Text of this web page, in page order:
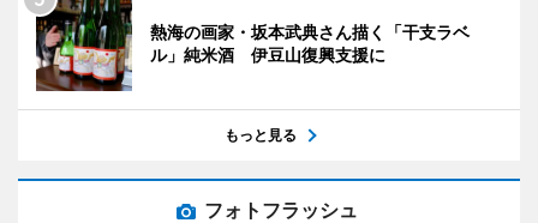
熱海の画家・坂本武典さん描く「干支ラベ
ル」純米酒 伊豆山復興支援に
もっと見る
フォトフラッシュ